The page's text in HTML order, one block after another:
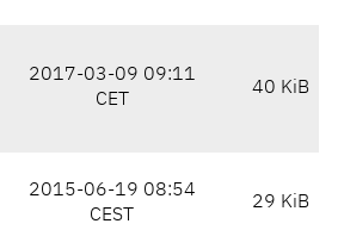
2017-03-09 09:11
CET
40 KiB
2015-06-19 08:54
CEST
29 KiB